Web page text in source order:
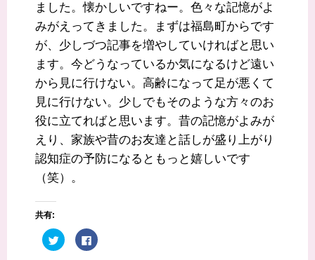
ました。懐かしいですねー。色々な記憶がよ
みがえってきました。まずは福島町からです
が、少しづつ記事を増やしていければと思い
ます。今どうなっているか気になるけど遠い
から見に行けない。高齢になって足が悪くて
見に行けない。少しでもそのような方々のお
役に立てればと思います。昔の記憶がよみが
えり、家族や昔のお友達と話しが盛り上がり
認知症の予防になるともっと嬉しいです
（笑）。
共有:
ク
リ
F
a